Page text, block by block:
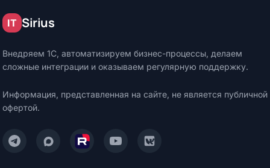
IT Sirius
Внедряем 1С, автоматизируем бизнес-процессы, делаем
сложные интеграции и оказываем регулярную поддержку.
Информация, представленная на сайте, не является публичной
офертой.
Написать нам в Telegram
Написать нам в Max
Смотреть нас на Rutube
Смотреть нас на YouTube
Читать нас на VK